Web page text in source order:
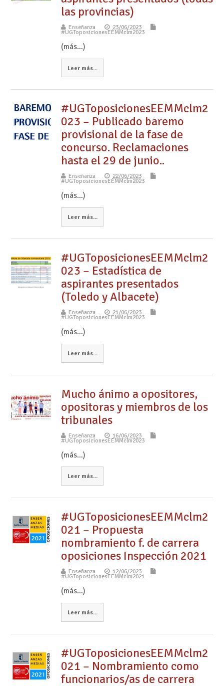
las provincias)
Enseñanza 23/06/2023
#UGToposicionesEEMMclm2023
(más…)
Leer más...
#UGToposicionesEEMMclm2
023 – Publicado baremo
provisional de la fase de
concurso. Reclamaciones
hasta el 29 de junio..
Enseñanza 22/06/2023
#UGToposicionesEEMMclm2023
(más…)
Leer más...
#UGToposicionesEEMMclm2
023 – Estadística de
aspirantes presentados
(Toledo y Albacete)
Enseñanza 21/06/2023
#UGToposicionesEEMMclm2023
(más…)
Leer más...
Mucho ánimo a opositores,
opositoras y miembros de los
tribunales
Enseñanza 16/06/2023
#UGToposicionesEEMMclm2023
(más…)
Leer más...
#UGToposicionesEEMMclm2
021 – Propuesta
nombramiento f. de carrera
oposiciones Inspección 2021
Enseñanza 12/06/2023
#UGToposicionesEEMMclm2021
(más…)
Leer más...
#UGToposicionesEEMMclm2
021 – Nombramiento como
funcionarios/as de carrera